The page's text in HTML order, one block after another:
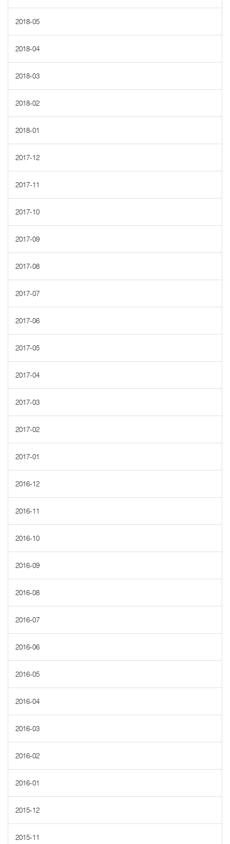
2018-05
2018-04
2018-03
2018-02
2018-01
2017-12
2017-11
2017-10
2017-09
2017-08
2017-07
2017-06
2017-05
2017-04
2017-03
2017-02
2017-01
2016-12
2016-11
2016-10
2016-09
2016-08
2016-07
2016-06
2016-05
2016-04
2016-03
2016-02
2016-01
2015-12
2015-11